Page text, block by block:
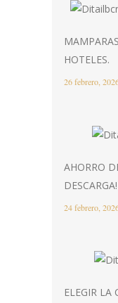
HOTELES.
26 febrero,
AHORRO
DESCARGA!
24 febrero,
ELEGIR LA